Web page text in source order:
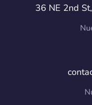
36 NE 2nd